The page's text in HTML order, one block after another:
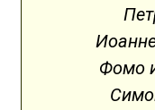
Фомо